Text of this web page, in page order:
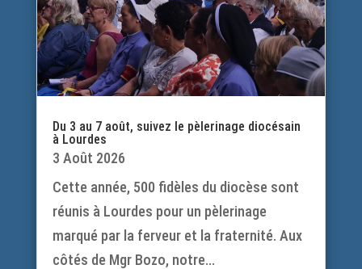
Du 3 au 7 août, suivez le pèlerinage diocésain
à Lourdes
3 Août 2026
Cette année, 500 fidèles du diocèse sont
réunis à Lourdes pour un pèlerinage
marqué par la ferveur et la fraternité. Aux
côtés de Mgr Bozo, notre...